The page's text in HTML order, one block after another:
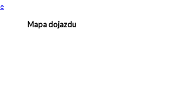
Mapa dojazdu